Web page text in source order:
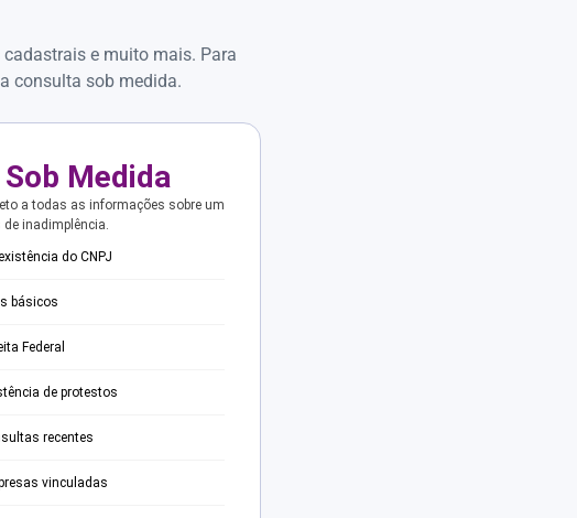
e muito mais. Para
consulta sob medida.
Medida
a todas as informações sobre um
inadimplência.
do CNPJ
básicos
Federal
de protestos
recentes
vinculadas